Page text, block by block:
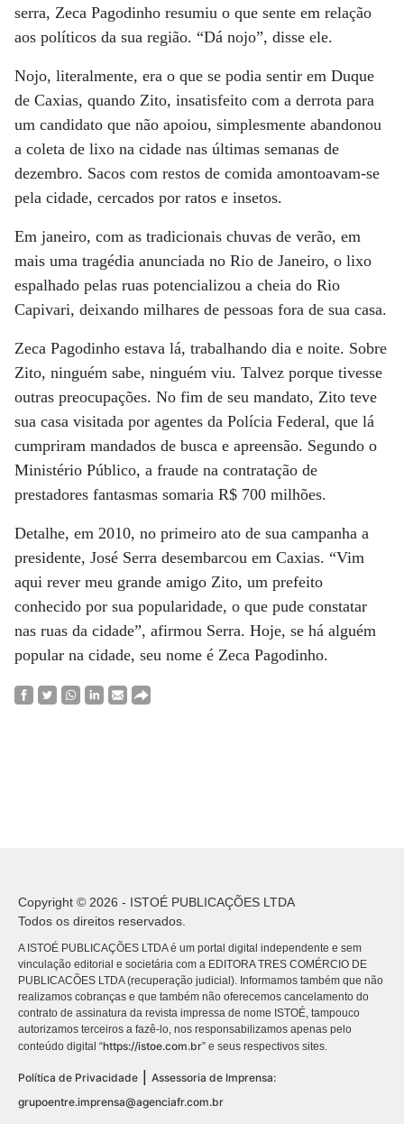
serra, Zeca Pagodinho resumiu o que sente em relação
aos políticos da sua região. “Dá nojo”, disse ele.
Nojo, literalmente, era o que se podia sentir em Duque
de Caxias, quando Zito, insatisfeito com a derrota para
um candidato que não apoiou, simplesmente abandonou
a coleta de lixo na cidade nas últimas semanas de
dezembro. Sacos com restos de comida amontoavam-se
pela cidade, cercados por ratos e insetos.
Em janeiro, com as tradicionais chuvas de verão, em
mais uma tragédia anunciada no Rio de Janeiro, o lixo
espalhado pelas ruas potencializou a cheia do Rio
Capivari, deixando milhares de pessoas fora de sua casa.
Zeca Pagodinho estava lá, trabalhando dia e noite. Sobre
Zito, ninguém sabe, ninguém viu. Talvez porque tivesse
outras preocupações. No fim de seu mandato, Zito teve
sua casa visitada por agentes da Polícia Federal, que lá
cumpriram mandados de busca e apreensão. Segundo o
Ministério Público, a fraude na contratação de
prestadores fantasmas somaria R$ 700 milhões.
Detalhe, em 2010, no primeiro ato de sua campanha a
presidente, José Serra desembarcou em Caxias. “Vim
aqui rever meu grande amigo Zito, um prefeito
conhecido por sua popularidade, o que pude constatar
nas ruas da cidade”, afirmou Serra. Hoje, se há alguém
popular na cidade, seu nome é Zeca Pagodinho.
Copyright © 2026 - ISTOÉ PUBLICAÇÕES LTDA
Todos os direitos reservados.
A ISTOÉ PUBLICAÇÕES LTDA é um portal digital independente e sem
vinculação editorial e societária com a EDITORA TRES COMÉRCIO DE
PUBLICACÕES LTDA (recuperação judicial). Informamos também que não
realizamos cobranças e que também não oferecemos cancelamento do
contrato de assinatura da revista impressa de nome ISTOÉ, tampouco
autorizamos terceiros a fazê-lo, nos responsabilizamos apenas pelo
conteúdo digital “https://istoe.com.br” e seus respectivos sites.
Política de Privacidade
Assessoria de Imprensa:
grupoentre.imprensa@agenciafr.com.br